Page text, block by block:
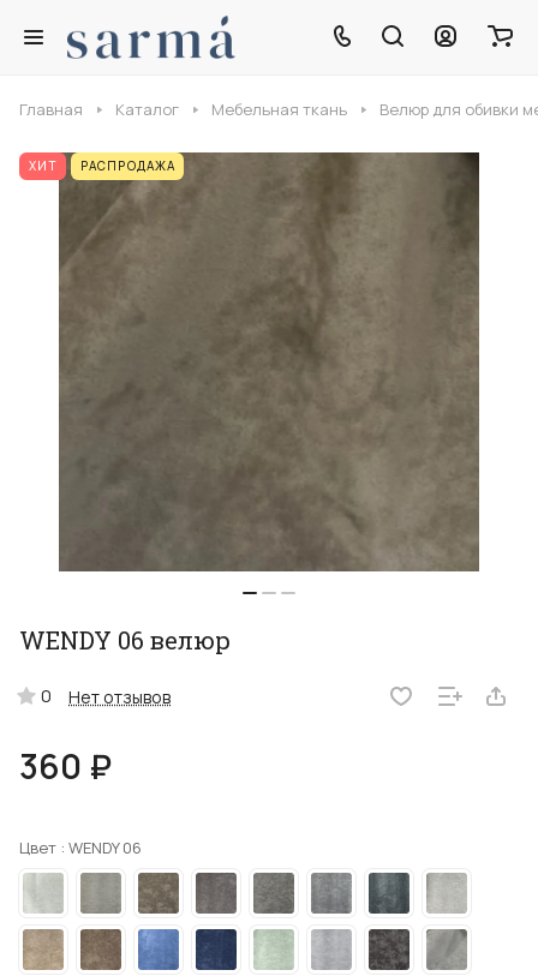
Главная Каталог Мебельная ткань Велюр для обивки
ХИТ РАСПРОДАЖА
WENDY 06 велюр
0 Нет отзывов
360 ₽
Цвет : WENDY 06